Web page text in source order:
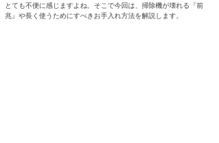
とても不便に感じますよね。そこで今回は、掃除機が壊れる『前
兆』や長く使うためにすべきお手入れ方法を解説します。